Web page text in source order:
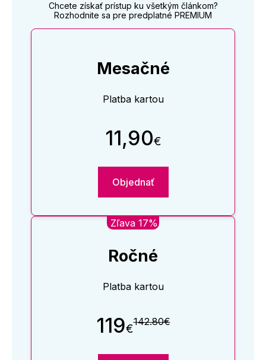
Chcete získať prístup ku všetkým článkom?
Rozhodnite sa pre predplatné PREMIUM
Mesačné
Platba kartou
11,90€
Objednať
Zľava 17%
Ročné
Platba kartou
119€142.80€